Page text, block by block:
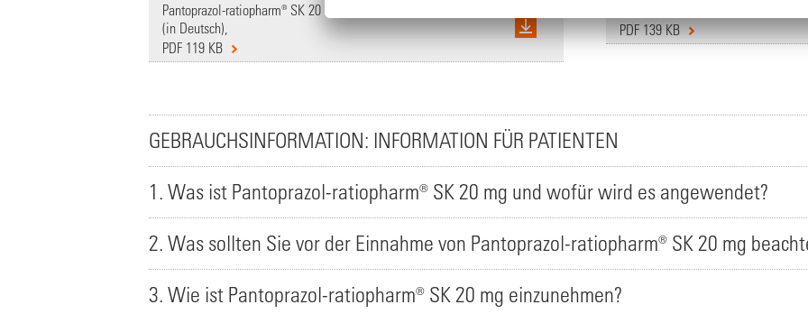
Pantoprazol-ratiopharm® SK 20 mg magensaftresistente Tabletten
(in Deutsch),
PDF 119 KB
PDF 139 KB
GEBRAUCHSINFORMATION: INFORMATION FÜR PATIENTEN
1. Was ist Pantoprazol-ratiopharm® SK 20 mg und wofür wird es angewendet?
2. Was sollten Sie vor der Einnahme von Pantoprazol-ratiopharm® SK 20 mg
3. Wie ist Pantoprazol-ratiopharm® SK 20 mg einzunehmen?